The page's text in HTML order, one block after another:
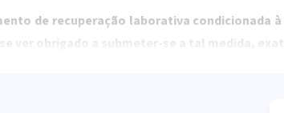
de recuperação laborativa condicionada
ver obrigado a submeter-se a tal medida,